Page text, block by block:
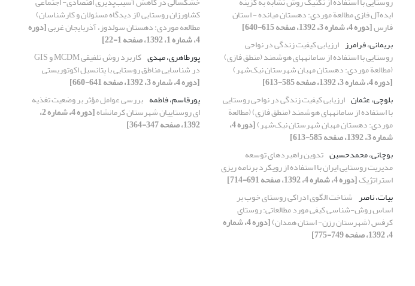
ایده‌آل فازی مطالعة موردی: دهستان میانده - استان
فارس[دوره 4، شماره 3، 1392، صفحه 615-640]
بریمانی، فرامرز ارزیابی کیفیت زندگی در نواحی
روستایی با استفاده از سامانه‏های هوشمند (منطق فازی)
(مطالعة موردی: دهستان مهبان شهرستان نیک‌شهر)
[دوره 4، شماره 3، 1392، صفحه 585-613]
بلوچی، عثمان ارزیابی کیفیت زندگی در نواحی روستایی
با استفاده از سامانه‏های هوشمند (منطق فازی) (مطالعة
موردی: دهستان مهبان شهرستان نیک‌شهر) [دوره 4،
شماره 3، 1392، صفحه 585-613]
بوچانی، محمدحسین تدوین راهبردهای توسعه
مدیریت روستایی ایران با استفاده از رویکرد برنامه ریزی
استراتژیک[دوره 4، شماره 4، 1392، صفحه 691-714]
بیات، ناصر شناخت الگوی ادراکی روستای خوب بر
اساس روش-شناسی کیفی مورد مطالعاتی: روستای
کرفس (شهرستان رزن- استان همدان) [دوره 4، شماره
4، 1392، صفحه 749-775]
کشاورزان روستایی (از دیدگاه مسئولان و کارشناسان)
مطالعه موردی: دهستان سولدوز، آذربایجان غربی[دوره
4، شماره 1، 1392، صفحه 1-22]
پورطاهری، مهدی
کاربرد روش تلفیقی MCDM و GIS
در شناسایی مناطق روستایی با پتانسیل اکوتوریستی
[دوره 4، شماره 3، 1392، صفحه 641-660]
پورقاسم، فاطمه بررسی عوامل مؤثر بر وضعیت تغذیه
ای روستاییان شهرستان کرمانشاه [دوره 4، شماره 2،
1392، صفحه 347-364]